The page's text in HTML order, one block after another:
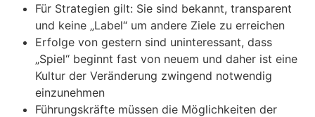
Für Strategien gilt: Sie sind bekannt, transparent
und keine „Label“ um andere Ziele zu erreichen
Erfolge von gestern sind uninteressant, dass
„Spiel“ beginnt fast von neuem und daher ist eine
Kultur der Veränderung zwingend notwendig
einzunehmen
Führungskräfte müssen die Möglichkeiten der